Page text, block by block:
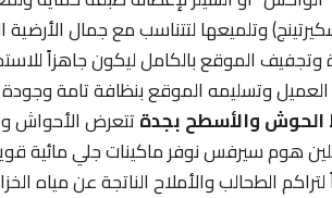
وتلميعها لتتناسب مع جمال الأرضية
وتجفيف الموقع بالكامل ليكون جاهزاً
وتسليمه الموقع بنظافة تامة وجودة
الحوش والأسطح بجدةتتعرض الأحواش
هوم سيرفس نوفر ماكينات جلي مائية
الطحالب والأملاح الناتجة عن مياه